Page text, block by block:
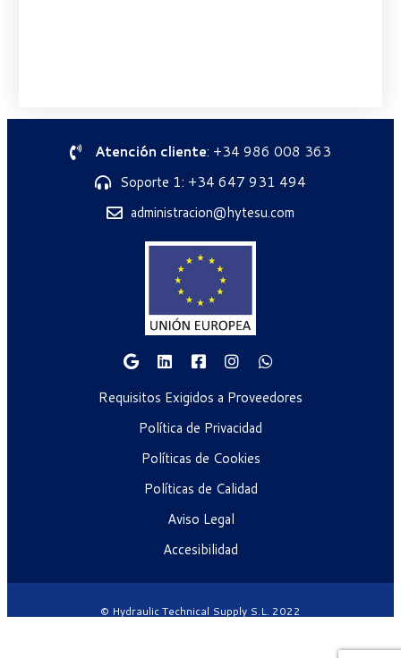
Atención cliente: +34 986 008 363
Soporte 1: +34 647 931 494
administracion@hytesu.com
Requisitos Exigidos a Proveedores
Política de Privacidad
Políticas de Cookies
Políticas de Calidad
Aviso Legal
Accesibilidad
© Hydraulic Technical Supply S.L. 2022